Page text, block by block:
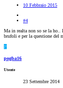
10 Febbraio 2015
#4
Ma in realta non so se la ho..
brufoli e per la questione del
P
pogba16
Utente
23 Settembre 2014